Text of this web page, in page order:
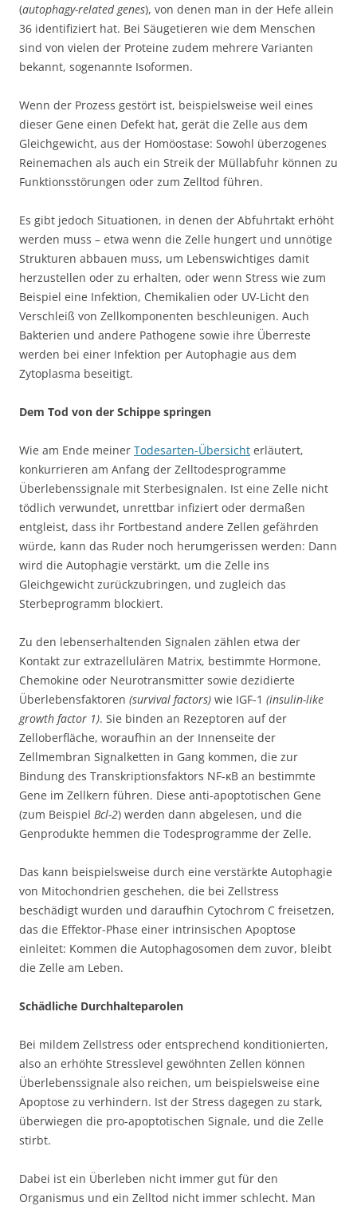
(autophagy-related genes), von denen man in der Hefe allein
36 identifiziert hat. Bei Säugetieren wie dem Menschen
sind von vielen der Proteine zudem mehrere Varianten
bekannt, sogenannte Isoformen.
Wenn der Prozess gestört ist, beispielsweise weil eines
dieser Gene einen Defekt hat, gerät die Zelle aus dem
Gleichgewicht, aus der Homöostase: Sowohl überzogenes
Reinemachen als auch ein Streik der Müllabfuhr können zu
Funktionsstörungen oder zum Zelltod führen.
Es gibt jedoch Situationen, in denen der Abfuhrtakt erhöht
werden muss – etwa wenn die Zelle hungert und unnötige
Strukturen abbauen muss, um Lebenswichtiges damit
herzustellen oder zu erhalten, oder wenn Stress wie zum
Beispiel eine Infektion, Chemikalien oder UV-Licht den
Verschleiß von Zellkomponenten beschleunigen. Auch
Bakterien und andere Pathogene sowie ihre Überreste
werden bei einer Infektion per Autophagie aus dem
Zytoplasma beseitigt.
Dem Tod von der Schippe springen
Wie am Ende meiner Todesarten-Übersicht erläutert,
konkurrieren am Anfang der Zelltodesprogramme
Überlebenssignale mit Sterbesignalen. Ist eine Zelle nicht
tödlich verwundet, unrettbar infiziert oder dermaßen
entgleist, dass ihr Fortbestand andere Zellen gefährden
würde, kann das Ruder noch herumgerissen werden: Dann
wird die Autophagie verstärkt, um die Zelle ins
Gleichgewicht zurückzubringen, und zugleich das
Sterbeprogramm blockiert.
Zu den lebenserhaltenden Signalen zählen etwa der
Kontakt zur extrazellulären Matrix, bestimmte Hormone,
Chemokine oder Neurotransmitter sowie dezidierte
Überlebensfaktoren (survival factors) wie IGF-1 (insulin-like
growth factor 1). Sie binden an Rezeptoren auf der
Zelloberfläche, woraufhin an der Innenseite der
Zellmembran Signalketten in Gang kommen, die zur
Bindung des Transkriptionsfaktors NF-κB an bestimmte
Gene im Zellkern führen. Diese anti-apoptotischen Gene
(zum Beispiel Bcl-2) werden dann abgelesen, und die
Genprodukte hemmen die Todesprogramme der Zelle.
Das kann beispielsweise durch eine verstärkte Autophagie
von Mitochondrien geschehen, die bei Zellstress
beschädigt wurden und daraufhin Cytochrom C freisetzen,
das die Effektor-Phase einer intrinsischen Apoptose
einleitet: Kommen die Autophagosomen dem zuvor, bleibt
die Zelle am Leben.
Schädliche Durchhalteparolen
Bei mildem Zellstress oder entsprechend konditionierten,
also an erhöhte Stresslevel gewöhnten Zellen können
Überlebenssignale also reichen, um beispielsweise eine
Apoptose zu verhindern. Ist der Stress dagegen zu stark,
überwiegen die pro-apoptotischen Signale, und die Zelle
stirbt.
Dabei ist ein Überleben nicht immer gut für den
Organismus und ein Zelltod nicht immer schlecht. Man